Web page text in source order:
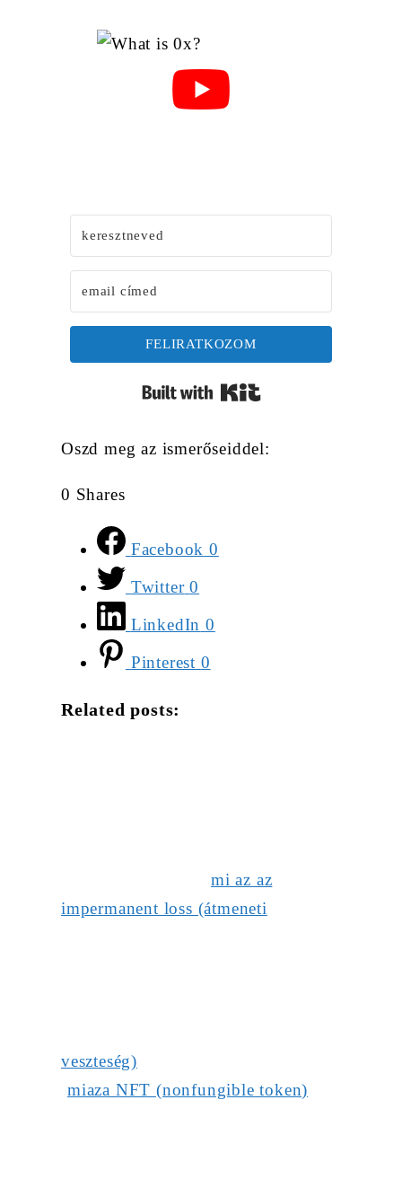
FELIRATKOZOM
Built with Kit
Oszd meg az ismerőseiddel:
0 Shares
Facebook 0
Twitter 0
LinkedIn 0
Pinterest 0
Related posts:
mi az az
impermanent loss (átmeneti
veszteség)
miaza NFT (nonfungible token)